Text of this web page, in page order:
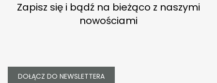
Zapisz się i bądź na bieżąco z naszymi
nowościami
DOŁĄCZ DO NEWSLETTERA